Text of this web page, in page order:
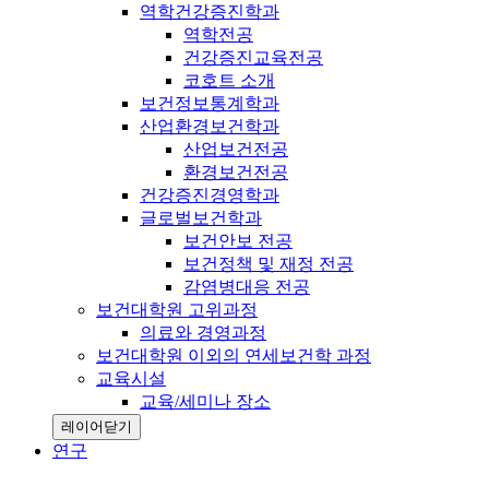
역학건강증진학과
역학전공
건강증진교육전공
코호트 소개
보건정보통계학과
산업환경보건학과
산업보건전공
환경보건전공
건강증진경영학과
글로벌보건학과
보건안보 전공
보건정책 및 재정 전공
감염병대응 전공
보건대학원 고위과정
의료와 경영과정
보건대학원 이외의 연세보건학 과정
교육시설
교육/세미나 장소
레이어닫기
연구